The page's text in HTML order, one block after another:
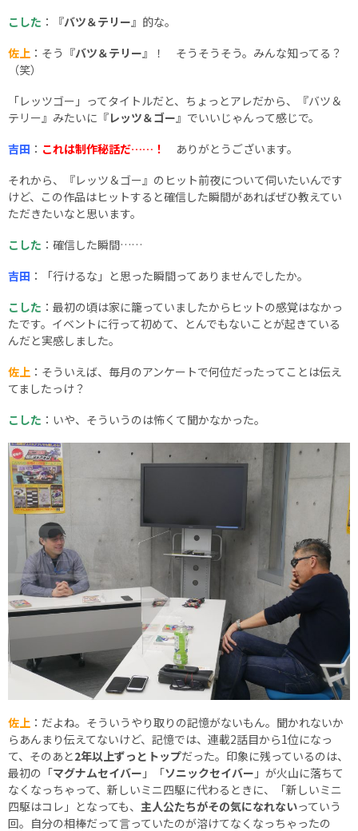
こした ：『バツ＆テリー』的な。
佐上 ：そう『バツ＆テリー』！ そうそうそう。みんな知ってる？
（笑）
「レッツゴー」ってタイトルだと、ちょっとアレだから、『バツ＆
テリー』みたいに『レッツ＆ゴー』でいいじゃんって感じで。
吉田 ： これは制作秘話だ……！
ありがとうございます。
それから、『レッツ＆ゴー』のヒット前夜について伺いたいんです
けど、この作品はヒットすると確信した瞬間があればぜひ教えてい
ただきたいなと思います。
こした ：確信した瞬間……
吉田 ：「行けるな」と思った瞬間ってありませんでしたか。
こした ：最初の頃は家に籠っていましたからヒットの感覚はなかっ
たです。イベントに行って初めて、とんでもないことが起きている
んだと実感しました。
佐上 ：そういえば、毎月のアンケートで何位だったってことは伝え
てましたっけ？
こした ：いや、そういうのは怖くて聞かなかった。
佐上 ：だよね。そういうやり取りの記憶がないもん。聞かれないか
らあんまり伝えてないけど、記憶では、連載2話目から1位になっ
て、そのあと2年以上ずっとトップだった。印象に残っているのは、
最初の「マグナムセイバー 」「ソニックセイバー 」が火山に落ちて
なくなっちゃって、新しいミニ四駆に代わるときに、「新しいミニ
四駆はコレ」となっても、 主人公たちがその気になれないっていう
回。自分の相棒だって言っていたのが溶けてなくなっちゃったの